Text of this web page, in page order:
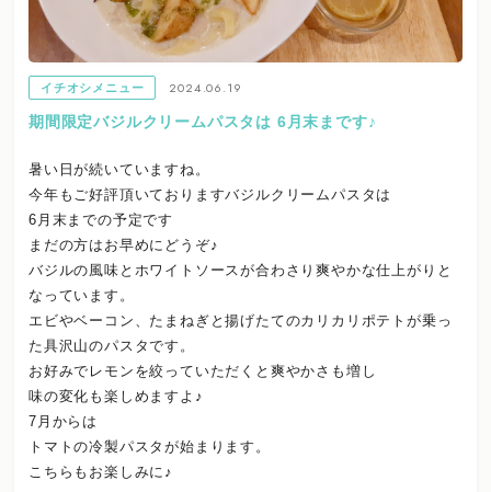
イチオシメニュー
2024.06.19
期間限定バジルクリームパスタは 6月末まです♪
暑い日が続いていますね。
今年もご好評頂いておりますバジルクリームパスタは
6月末までの予定です
まだの方はお早めにどうぞ♪
バジルの風味とホワイトソースが合わさり爽やかな仕上がりと
なっています。
エビやベーコン、たまねぎと揚げたてのカリカリポテトが乗っ
た具沢山のパスタです。
お好みでレモンを絞っていただくと爽やかさも増し
味の変化も楽しめますよ♪
7月からは
トマトの冷製パスタが始まります。
こちらもお楽しみに♪